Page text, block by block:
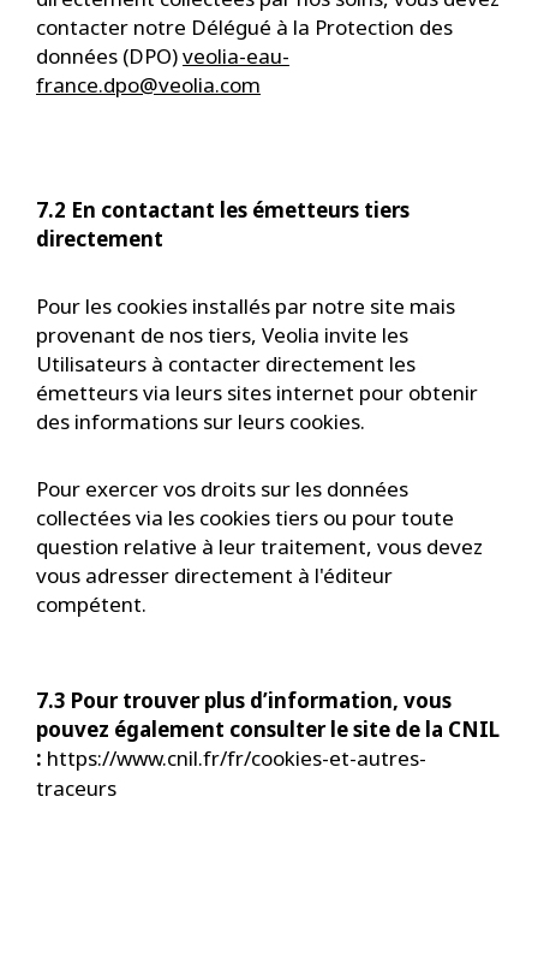
contacter notre Délégué à la Protection des
données (DPO)veolia-eau-
france.dpo@veolia.com
7.2 En contactant les émetteurs tiers
directement
Pour les cookies installés par notre site mais
provenant de nos tiers, Veolia invite les
Utilisateurs à contacter directement les
émetteurs via leurs sites internet pour obtenir
des informations sur leurs cookies.
Pour exercer vos droits sur les données
collectées via les cookies tiers ou pour toute
question relative à leur traitement, vous devez
vous adresser directement à l'éditeur
compétent.
7.3 Pour trouver plus d’information, vous
pouvez également consulter le site de la CNIL
: https://www.cnil.fr/fr/cookies-et-autres-
traceurs